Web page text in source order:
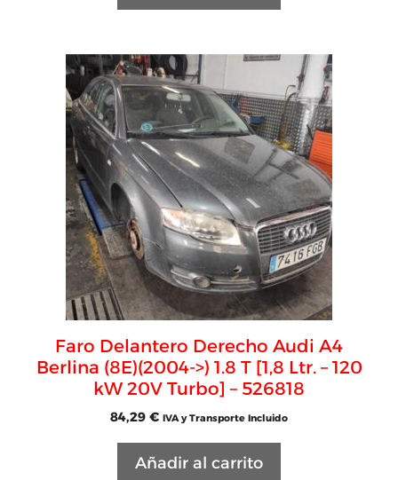
Faro Delantero Derecho Audi A4
Berlina (8E)(2004->) 1.8 T [1,8 Ltr. – 120
kW 20V Turbo] – 526818
84,29 € IVA y Transporte Incluido
Añadir al carrito